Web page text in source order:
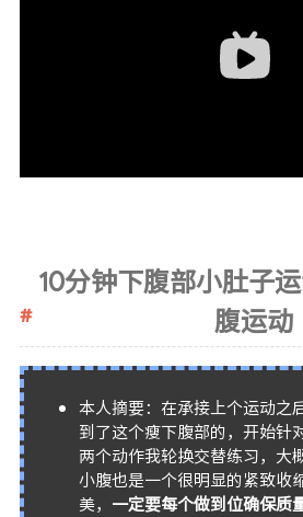
10分钟下腹部小肚子
腹运动
本人摘要：在承接上个运动之
到了这个瘦下腹部的，开始针
两个动作我轮换交替练习，大
小腹也是一个很明显的紧致收
美， 一定要每个做到位确保质